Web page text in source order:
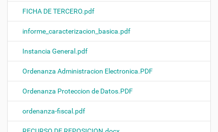
FICHA DE TERCERO.pdf
informe_caracterizacion_basica.pdf
Instancia General.pdf
Ordenanza Administracion Electronica.PDF
Ordenanza Proteccion de Datos.PDF
ordenanza-fiscal.pdf